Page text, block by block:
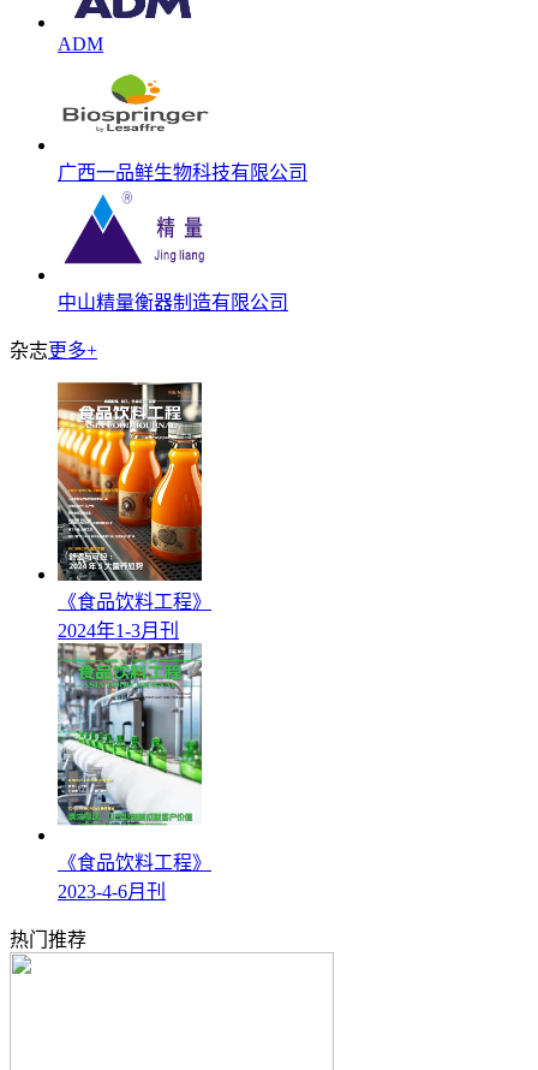
ADM
广西一品鲜生物科技有限公司
中山精量衡器制造有限公司
杂志更多+
《食品饮料工程》
2024年1-3月刊
《食品饮料工程》
2023-4-6月刊
热门推荐